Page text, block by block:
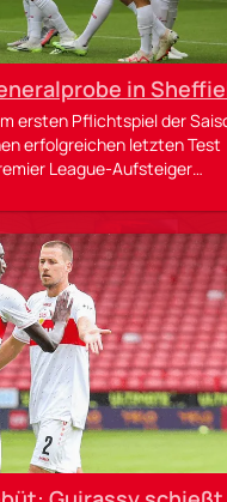
in
ersten Pflichtspiel der
erfolgreichen letzten Test
League-Aufsteiger…